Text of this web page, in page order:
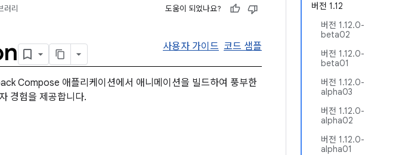
버전 1.12
버전 1.12.0-
beta02
버전 1.12.0-
beta01
버전 1.12.0-
alpha03
버전 1.12.0-
alpha02
버전 1.12.0-
alpha01
러리 도움이 되었나요?
사용자 가이드 코드 샘플
Compose 애플리케이션에서 애니메이션을 빌드하여 풍부한
경험을 제공합니다.